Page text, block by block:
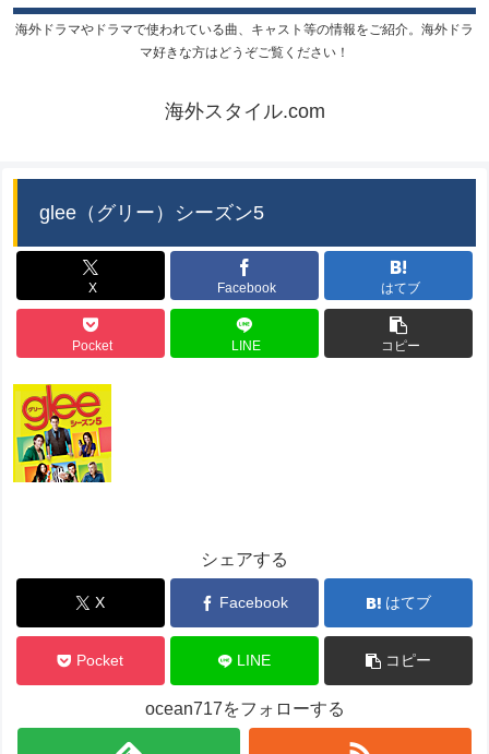
海外ドラマやドラマで使われている曲、キャスト等の情報をご紹介。海外ドラ
マ好きな方はどうぞご覧ください！
海外スタイル.com
glee（グリー）シーズン5
X Facebook はてブ
Pocket LINE コピー
シェアする
X Facebook はてブ
Pocket LINE コピー
ocean717をフォローする